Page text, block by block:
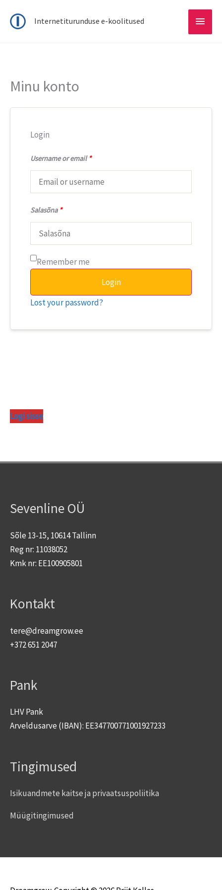
Internetiturunduse e-koolitused
Main
Minu konto
Login
Username or email *
Salasõna *
Remember me
Login
Lost your password?
Logi sisse
Sevenline OÜ
Sõle 13-15, 10614 Tallinn
Reg nr: 11038052
Kmk nr: EE100905801
Kontakt
tere@dreamgrow.ee
+372 651 2047
Pank
LHV Pank
Arveldusarve (IBAN): EE347700771001927233
Tingimused
Isikuandmete kaitse ja privaatsuspoliitika
Müügitingimused